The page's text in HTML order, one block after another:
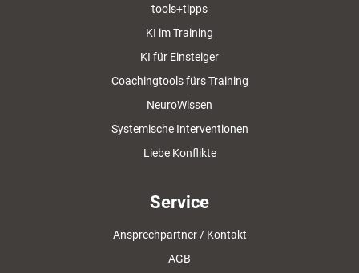
tools+tipps
KI im Training
KI für Einsteiger
Coachingtools fürs Training
NeuroWissen
Systemische Interventionen
Liebe Konflikte
Service
Ansprechpartner / Kontakt
AGB